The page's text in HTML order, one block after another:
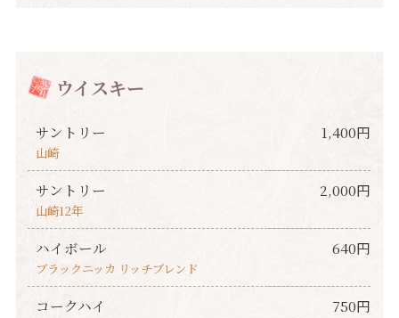
ウイスキー
サントリー 1,400円
山崎
サントリー 2,000円
山崎12年
ハイボール 640円
ブラックニッカ リッチブレンド
コークハイ 750円